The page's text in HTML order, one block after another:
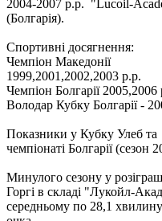
2004-2007 р.р. "Lucoil-
(Болгарія).
Спортивні досягнення:
Чемпіон Македонії
1999,2001,2002,2003 р.р.
Чемпіон Болгарії 2005,2006
Володар Кубку Болгарії -
Показники у Кубку Улеб та
чемпіонаті Болгарії (сезон
Минулого сезону у
Горгі в складі "Лукойл-
середньому по 28,1